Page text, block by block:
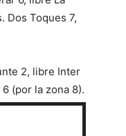
Dos Toques 7,
2, libre Inter
(por la zona 8).